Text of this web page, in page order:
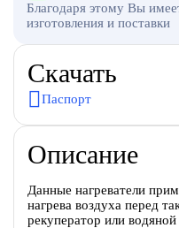
Благодаря этому Вы
изготовления и поставки
Скачать
Паспорт
Описание
Данные нагреватели
нагрева воздуха перед
рекуператор или водяной